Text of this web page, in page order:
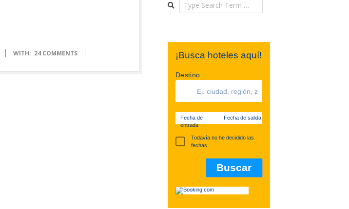
WITH: 24 COMMENTS ¡Busca hoteles aquí!
Destino
Fecha de
entrada
Fecha de salida
Todavía no he decidido las
fechas